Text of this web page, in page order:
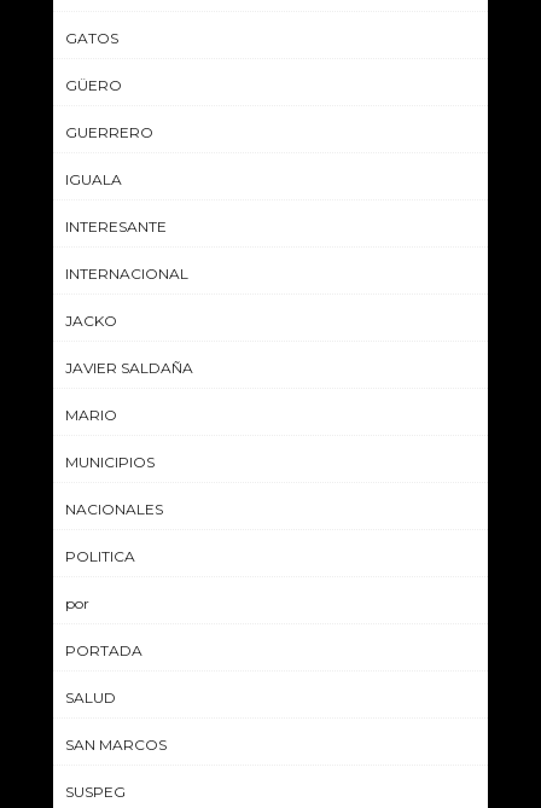
GATOS
GÜERO
GUERRERO
IGUALA
INTERESANTE
INTERNACIONAL
JACKO
JAVIER SALDAÑA
MARIO
MUNICIPIOS
NACIONALES
POLITICA
por
PORTADA
SALUD
SAN MARCOS
SUSPEG